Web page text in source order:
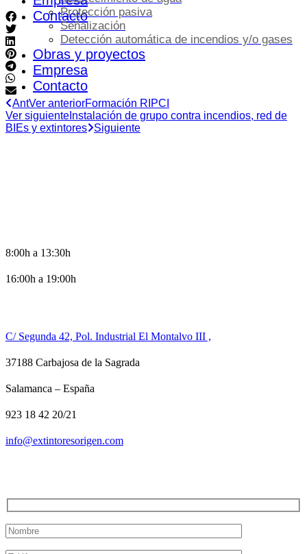
ContactoProtección pasiva
Señalización
Detección automática de incendios y/o gases
Obras y proyectos
Empresa
Contacto
AntVer anteriorFormación RIPCI
Ver siguiente Instalación de grupo contra incendios, red de
BIEs y extintores
Siguiente
8:00h a 13:30h
16:00h a 19:00h
C/ Segunda 42, Pol. Industrial El Montalvo III ,
37188 Carbajosa de la Sagrada
Salamanca – España
923 18 42 20/21
info@extintoresorigen.com